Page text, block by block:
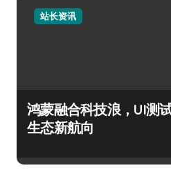
站长资讯
鸿蒙融合科技浪，UI测
生态新航向